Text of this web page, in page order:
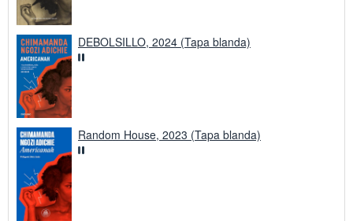
DEBOLSILLO, 2024 (Tapa blanda)
Random House, 2023 (Tapa blanda)